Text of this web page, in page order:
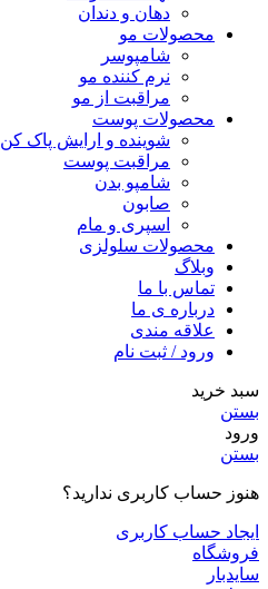
دهان و دندان
محصولات مو
شامپوسر
نرم کننده مو
مراقبت از مو
محصولات پوست
شوینده و ارایش پاک کن
مراقبت پوست
شامپو بدن
صابون
اسپری و مام
محصولات سلولزی
وبلاگ
تماس با ما
درباره ی ما
علاقه مندی
ورود / ثبت نام
سبد خرید
بستن
ورود
بستن
هنوز حساب کاربری ندارید؟
ایجاد حساب کاربری
فروشگاه
سایدبار